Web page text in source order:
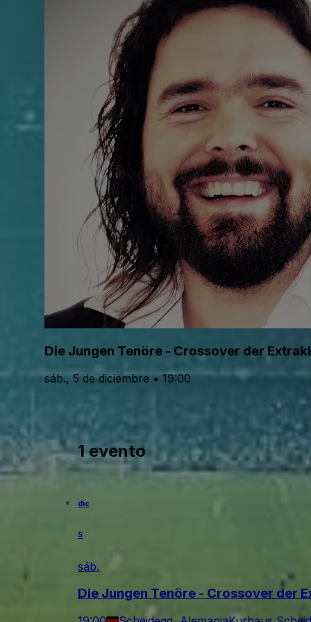
Die Jungen Tenöre - Crossover der
sáb., 5 de diciembre • 19:00
1 evento
dic
5
sáb.
Die Jungen Tenöre - Crossover der